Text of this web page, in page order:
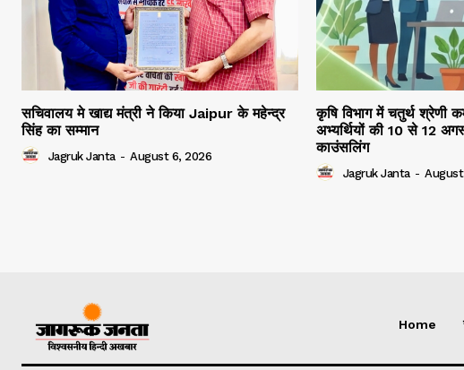
सचिवालय मे खाद्य मंत्री ने किया Jaipur के महेन्द्र
सिंह का सम्मान
Jagruk Janta - August 6, 2026
कृषि विभाग में चतुर्थ श्रेणी
अभ्यर्थियों की 10 से 12
काउंसलिंग
Jagruk Janta -
Home